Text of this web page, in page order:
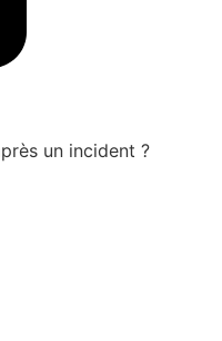
un incident ?